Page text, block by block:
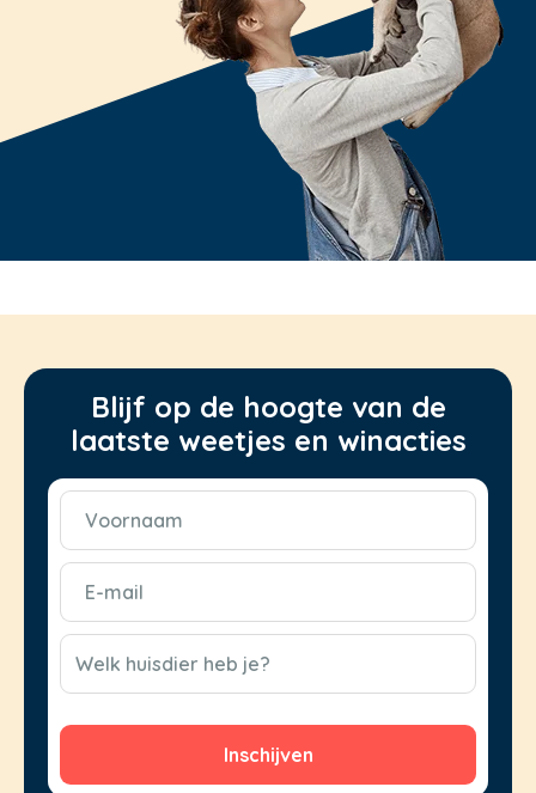
Blijf op de hoogte van de
laatste weetjes en winacties
Voornaam
(Vereist)
E-
mail
(Vereist)
CAPTCHA
Welk huisdier heb je?